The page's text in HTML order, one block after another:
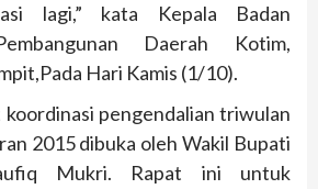
lagi,” kata Kepala Badan
Daerah Kotim,
Hari Kamis (1/10).
koordinasi pengendalian triwulan
2015 dibuka oleh Wakil Bupati
Mukri. Rapat ini untuk